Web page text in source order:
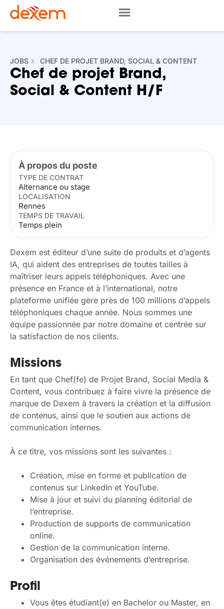
JOBS CHEF DE PROJET BRAND, SOCIAL & CONTENT
Chef de projet Brand,
Social & Content H/F
À propos du poste
TYPE DE CONTRAT
Alternance ou stage
LOCALISATION
Rennes
TEMPS DE TRAVAIL
Temps plein
Dexem est éditeur d’une suite de produits et d’agents
IA, qui aident des entreprises de toutes tailles à
maîtriser leurs appels téléphoniques. Avec une
présence en France et à l’international, notre
plateforme unifiée gère près de 100 millions d’appels
téléphoniques chaque année. Nous sommes une
équipe passionnée par notre domaine et centrée sur
la satisfaction de nos clients.
Missions
En tant que Chef(fe) de Projet Brand, Social Media &
Content, vous contribuez à faire vivre la présence de
marque de Dexem à travers la création et la diffusion
de contenus, ainsi que le soutien aux actions de
communication internes.
À ce titre, vos missions sont les suivantes :
Création, mise en forme et publication de
contenus sur LinkedIn et YouTube.
Mise à jour et suivi du planning éditorial de
l’entreprise.
Production de supports de communication
online.
Gestion de la communication interne.
Organisation des événements d’entreprise.
Profil
Vous êtes étudiant(e) en Bachelor ou Master, en